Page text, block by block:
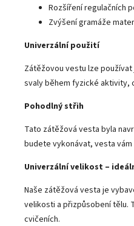
Rozšíření regulačních
Zvýšení gramáže
Univerzální použití
Zátěžovou vestu lze
svaly během fyzické aktivity,
Pohodlný střih
Tato zátěžová vesta byla
budete vykonávat, vesta
Univerzální velikost –
Naše zátěžová vesta je
velikosti a přizpůsobení tělu.
cvičeních.